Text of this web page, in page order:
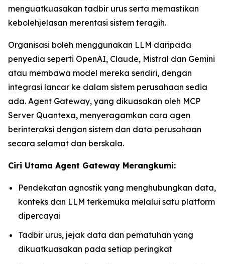
menguatkuasakan tadbir urus serta memastikan
kebolehjelasan merentasi sistem teragih.
Organisasi boleh menggunakan LLM daripada
penyedia seperti OpenAI, Claude, Mistral dan Gemini
atau membawa model mereka sendiri, dengan
integrasi lancar ke dalam sistem perusahaan sedia
ada. Agent Gateway, yang dikuasakan oleh MCP
Server Quantexa, menyeragamkan cara agen
berinteraksi dengan sistem dan data perusahaan
secara selamat dan berskala.
Ciri Utama Agent Gateway Merangkumi:
Pendekatan agnostik yang menghubungkan data,
konteks dan LLM terkemuka melalui satu platform
dipercayai
Tadbir urus, jejak data dan pematuhan yang
dikuatkuasakan pada setiap peringkat